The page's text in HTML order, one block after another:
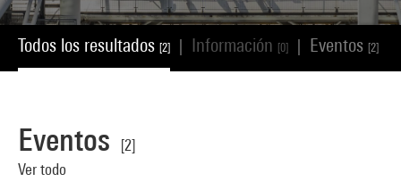
Todos los resultados [2] Información [0] Eventos [2]
Eventos
[2]
Ver todo